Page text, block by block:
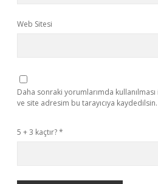
Web Sitesi
Daha sonraki yorumlarımda
ve site adresim bu tarayıcıya kaydedilsin.
5 + 3 kaçtır?*